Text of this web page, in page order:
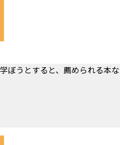
ぼうとすると、薦められる本な